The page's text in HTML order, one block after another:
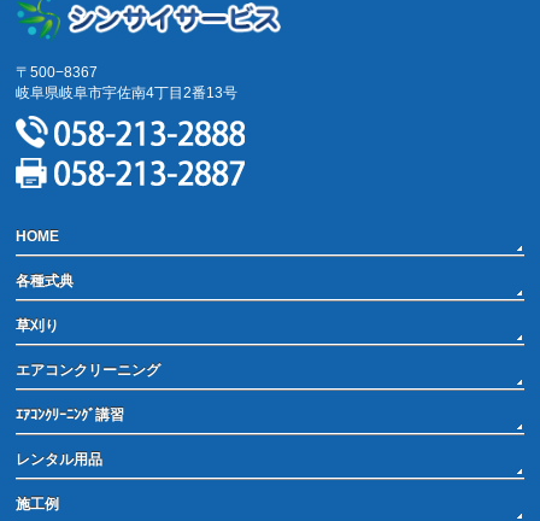
〒500−8367
岐阜県岐阜市宇佐南4丁目2番13号
HOME
各種式典
草刈り
エアコンクリーニング
ｴｱｺﾝｸﾘｰﾆﾝｸﾞ講習
レンタル用品
施工例